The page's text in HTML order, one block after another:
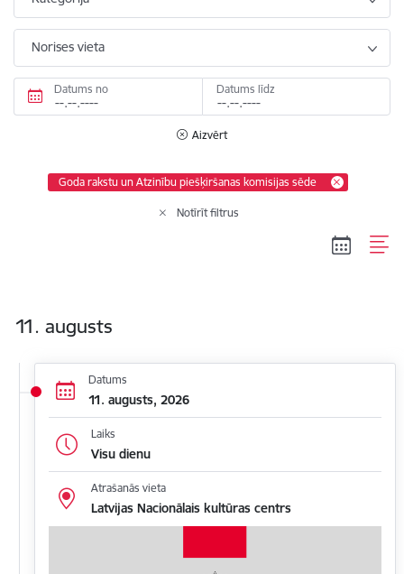
Norises vieta
Datums no Datums līdz
Aizvērt
Goda rakstu un Atzinību piešķiršanas komisijas sēde
Notīrīt filtrus
11. augusts
Datums
11. augusts, 2026
Laiks
Visu dienu
Atrašanās vieta
Latvijas Nacionālais kultūras centrs